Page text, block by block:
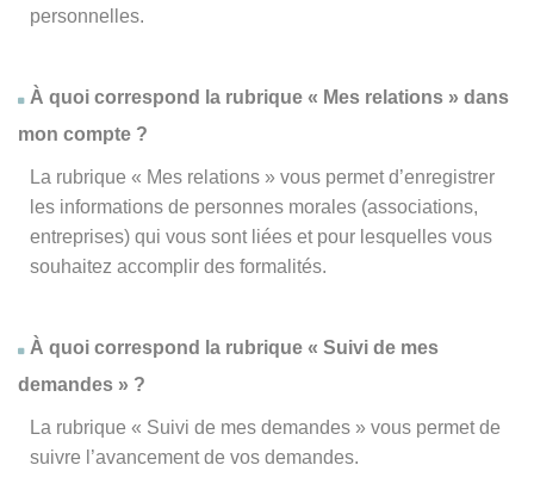
personnelles.
À quoi correspond la rubrique « Mes relations » dans
mon compte ?
La rubrique « Mes relations » vous permet d’enregistrer
les informations de personnes morales (associations,
entreprises) qui vous sont liées et pour lesquelles vous
souhaitez accomplir des formalités.
À quoi correspond la rubrique « Suivi de mes
demandes » ?
La rubrique « Suivi de mes demandes » vous permet de
suivre l’avancement de vos demandes.